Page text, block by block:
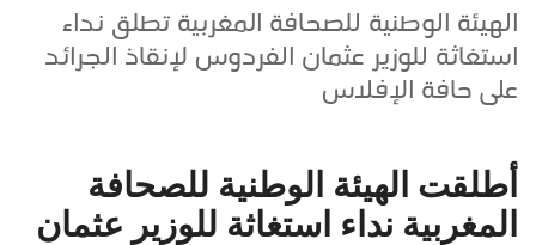
الهيئة الوطنية للصحافة المغربية تطلق نداء
استغاثة للوزير عثمان الفردوس لإنقاذ الجرائد
على حافة الإفلاس
أطلقت الهيئة الوطنية للصحافة
المغربية نداء استغاثة للوزير عثمان